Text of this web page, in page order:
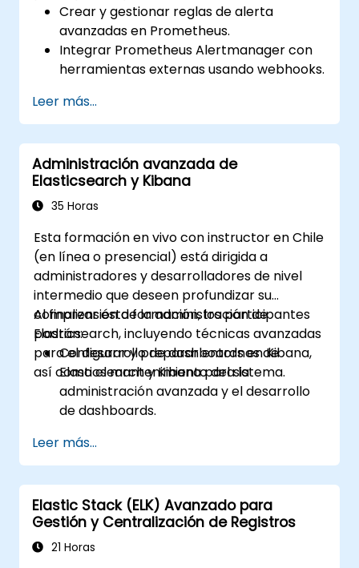
Crear y gestionar reglas de alerta
avanzadas en Prometheus.
Integrar Prometheus Alertmanager con
herramientas externas usando webhooks.
para una resolución más rápida de
problemas.
Utilizar Grafana para visualizar y
gestionar alertas de manera efectiva.
Leer más...
Administración avanzada de
Elasticsearch y Kibana
35 Horas
Esta formación en vivo con instructor en Chile
(en línea o presencial) está dirigida a
administradores y desarrolladores de nivel
intermedio que deseen profundizar su
comprensión de la administración de
Elasticsearch, incluyendo técnicas avanzadas
para el desarrollo de dashboards en Kibana,
así como el mantenimiento del sistema.
Al finalizar esta formación, los participantes
podrán:
Configurar y preparar entornos de
Elasticsearch y Kibana para la
administración avanzada y el desarrollo
de dashboards.
modelos de datos en Elasticsearch.
Desarrollar consultas y filtros avanzados
para extraer información valiosa de los
datos de Elasticsearch.
Diseñar y construir dashboards
interactivos en Kibana utilizando diversos
Leer más...
Elastic Stack (ELK) Avanzado para
Gestión y Centralización de Registros
21 Horas